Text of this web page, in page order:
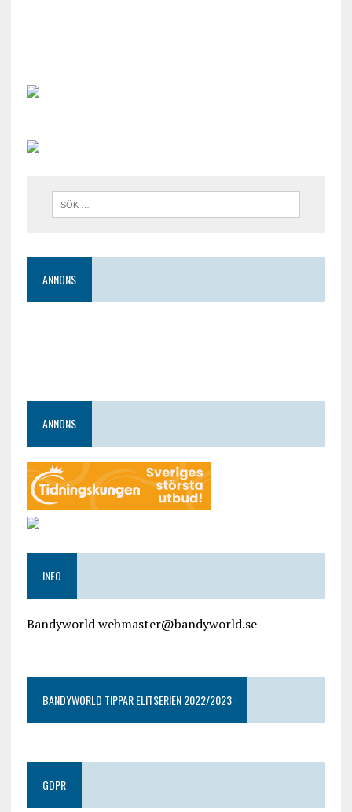
ANNONS
ANNONS
INFO
Bandyworld webmaster@bandyworld.se
BANDYWORLD TIPPAR ELITSERIEN 2022/2023
GDPR